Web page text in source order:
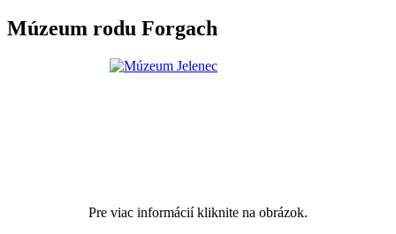
Múzeum rodu Forgach
Pre viac informácií kliknite na obrázok.